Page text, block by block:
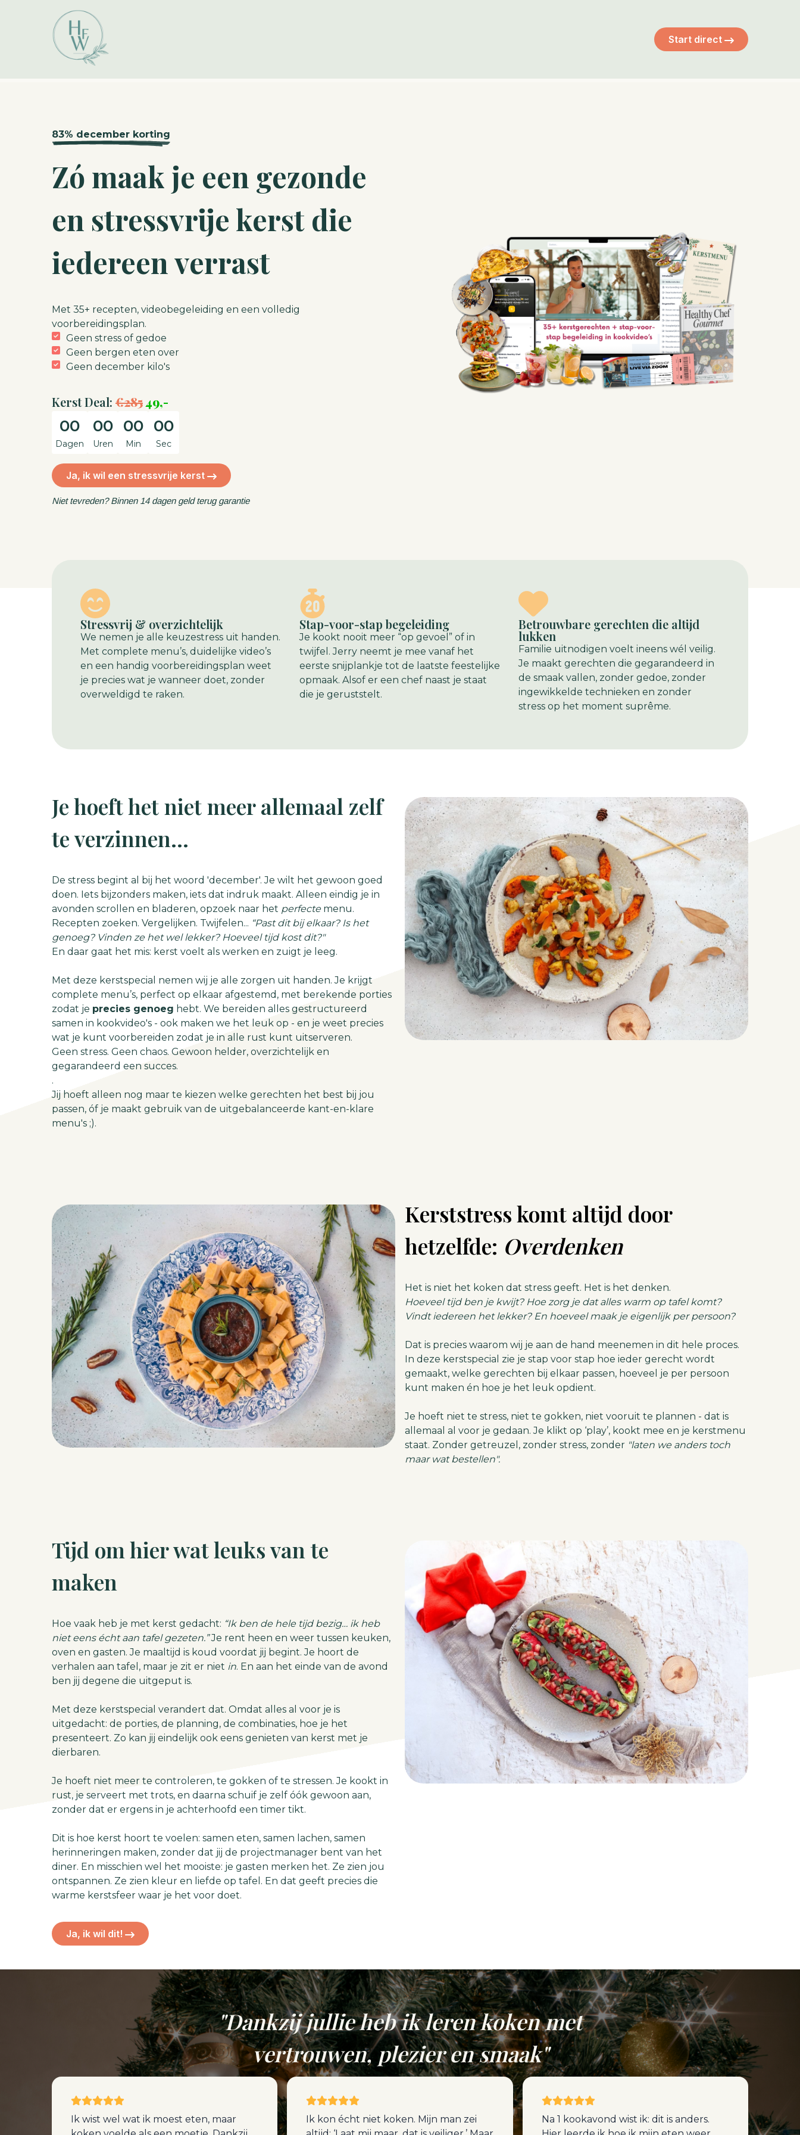
Start direct
83% december korting
Zó maak je een gezonde
en stressvrije kerst die
iedereen verrast
Met 35+ recepten, videobegeleiding en een volledig
voorbereidingsplan.
Geen stress of gedoe
Geen bergen eten over
Geen december kilo's
Kerst Deal: €28549,-
00
Dagen
00
Uren
00
Min
00
Sec
Ja, ik wil een stressvrije kerst
Niet tevreden? Binnen 14 dagen geld terug garantie
Stressvrij & overzichtelijk
We nemen je alle keuzestress uit handen.
Met complete menu’s, duidelijke video’s
en een handig voorbereidingsplan weet
je precies wat je wanneer doet, zonder
overweldigd te raken.
Stap-voor-stap begeleiding
Je kookt nooit meer “op gevoel” of in
twijfel. Jerry neemt je mee vanaf het
eerste snijplankje tot de laatste feestelijke
opmaak. Alsof er een chef naast je staat
die je geruststelt.
Betrouwbare gerechten die altijd
lukken
Familie uitnodigen voelt ineens wél veilig.
Je maakt gerechten die gegarandeerd in
de smaak vallen, zonder gedoe, zonder
ingewikkelde technieken en zonder
stress op het moment suprême.
Je hoeft het niet meer allemaal zelf
te verzinnen...
De stress begint al bij het woord 'december'. Je wilt het gewoon goed
doen. Iets bijzonders maken, iets dat indruk maakt. Alleen eindig je in
avonden scrollen en bladeren, opzoek naar het perfecte menu.
Recepten zoeken. Vergelijken. Twijfelen... “Past dit bij elkaar? Is het
genoeg? Vinden ze het wel lekker? Hoeveel tijd kost dit?"
En daar gaat het mis: kerst voelt als werken en zuigt je leeg.
Met deze kerstspecial nemen wij je alle zorgen uit handen. Je krijgt
complete menu’s, perfect op elkaar afgestemd, met berekende porties
zodat je precies genoeg hebt. We bereiden alles gestructureerd
samen in kookvideo's - ook maken we het leuk op - en je weet precies
wat je kunt voorbereiden zodat je in alle rust kunt uitserveren.
Geen stress. Geen chaos. Gewoon helder, overzichtelijk en
gegarandeerd een succes.
.
Jij hoeft alleen nog maar te kiezen welke gerechten het best bij jou
passen, óf je maakt gebruik van de uitgebalanceerde kant-en-klare
menu's ;).
Kerststress komt altijd door
hetzelfde: Overdenken
Het is niet het koken dat stress geeft. Het is het denken.
Hoeveel tijd ben je kwijt? Hoe zorg je dat alles warm op tafel komt?
Vindt iedereen het lekker? En hoeveel maak je eigenlijk per persoon?
Dat is precies waarom wij je aan de hand meenemen in dit hele proces.
In deze kerstspecial zie je stap voor stap hoe ieder gerecht wordt
gemaakt, welke gerechten bij elkaar passen, hoeveel je per persoon
kunt maken én hoe je het leuk opdient.
Je hoeft niet te stress, niet te gokken, niet vooruit te plannen - dat is
allemaal al voor je gedaan. Je klikt op ‘play’, kookt mee en je kerstmenu
staat. Zonder getreuzel, zonder stress, zonder "laten we anders toch
maar wat bestellen".
Tijd om hier wat leuks van te
maken
Hoe vaak heb je met kerst gedacht: “Ik ben de hele tijd bezig… ik heb
niet eens écht aan tafel gezeten.”Je rent heen en weer tussen keuken,
oven en gasten. Je maaltijd is koud voordat jij begint. Je hoort de
verhalen aan tafel, maar je zit er niet in. En aan het einde van de avond
ben jij degene die uitgeput is.
Met deze kerstspecial verandert dat. Omdat alles al voor je is
uitgedacht: de porties, de planning, de combinaties, hoe je het
presenteert. Zo kan jij eindelijk ook eens genieten van kerst met je
dierbaren.
Je hoeft niet meer te controleren, te gokken of te stressen. Je kookt in
rust, je serveert met trots, en daarna schuif je zelf óók gewoon aan,
zonder dat er ergens in je achterhoofd een timer tikt.
Dit is hoe kerst hoort te voelen: samen eten, samen lachen, samen
herinneringen maken, zonder dat jij de projectmanager bent van het
diner. En misschien wel het mooiste: je gasten merken het. Ze zien jou
ontspannen. Ze zien kleur en liefde op tafel. En dat geeft precies die
warme kerstsfeer waar je het voor doet.
Ja, ik wil dit!
"Dankzij jullie heb ik leren koken met
vertrouwen, plezier en smaak"
Ik wist wel wat ik moest eten, maar
Ik kon écht niet koken. Mijn man zei
Na 1 kookavond wist ik: dit is anders.